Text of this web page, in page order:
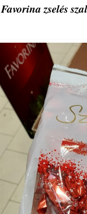
Favorina zselés